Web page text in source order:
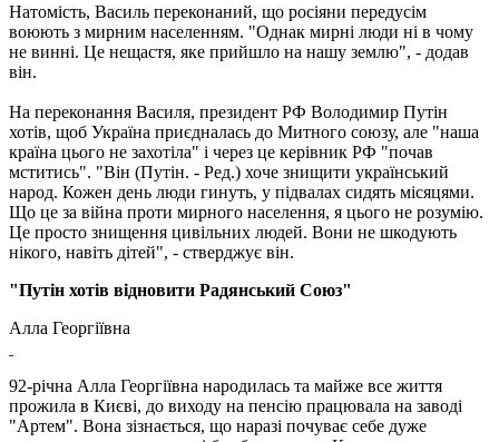
Натомість, Василь переконаний, що росіяни передусім
воюють з мирним населенням. "Однак мирні люди ні в чому
не винні. Це нещастя, яке прийшло на нашу землю", - додав
він.
На переконання Василя, президент РФ Володимир Путін
хотів, щоб Україна приєдналась до Митного союзу, але "наша
країна цього не захотіла" і через це керівник РФ "почав
мститись". "Він (Путін. - Ред.) хоче знищити український
народ. Кожен день люди гинуть, у підвалах сидять місяцями.
Що це за війна проти мирного населення, я цього не розумію.
Це просто знищення цивільних людей. Вони не шкодують
нікого, навіть дітей", - стверджує він.
"Путін хотів відновити Радянський Союз"
Алла Георгіївна
92-річна Алла Георгіївна народилась та майже все життя
прожила в Києві, до виходу на пенсію працювала на заводі
"Артем". Вона зізнається, що наразі почуває себе дуже